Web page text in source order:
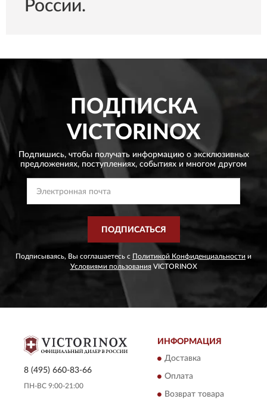
России.
ПОДПИСКА
VICTORINOX
Подпишись, чтобы получать информацию о эксклюзивных
предложениях, поступлениях, событиях и многом другом
ПОДПИСАТЬСЯ
Подписываясь, Вы соглашаетесь с Политикой Конфиденциальности и
Условиями пользованияVICTORINOX
8 (495) 660-83-66
ПН-ВС 9:00-21:00
ИНФОРМАЦИЯ
Доставка
Оплата
Возврат товара